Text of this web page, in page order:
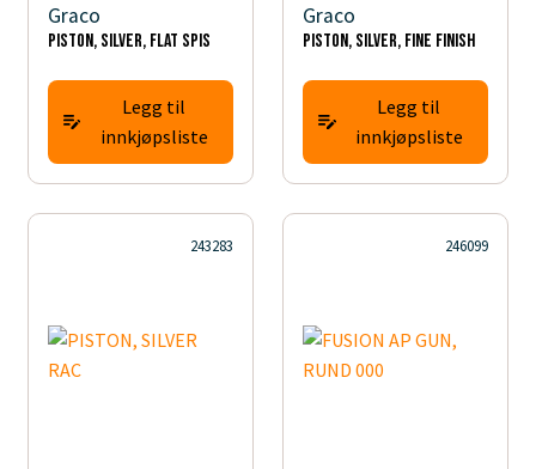
Graco
PISTON, SILVER, FLAT SPIS
Legg til
innkjøpsliste
Graco
PISTON, SILVER, Fine finish
Legg til
innkjøpsliste
243283 246099